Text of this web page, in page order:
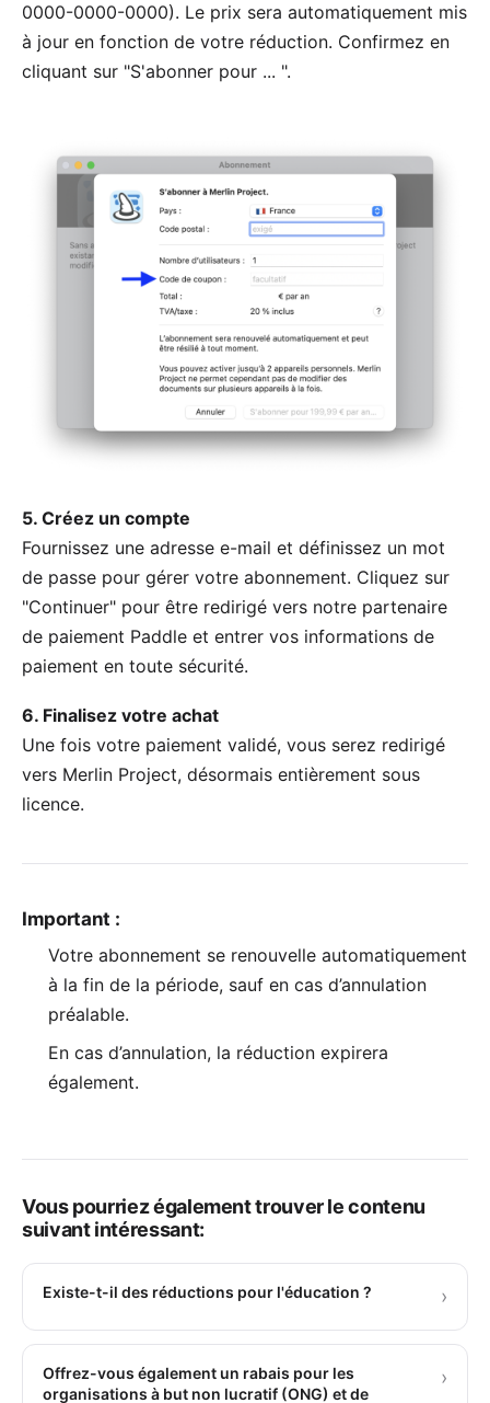
0000-0000-0000). Le prix sera automatiquement mis
à jour en fonction de votre réduction. Confirmez en
cliquant sur "S'abonner pour ... ".
5. Créez un compte
Fournissez une adresse e-mail et définissez un mot
de passe pour gérer votre abonnement. Cliquez sur
"Continuer" pour être redirigé vers notre partenaire
de paiement Paddle et entrer vos informations de
paiement en toute sécurité.
6. Finalisez votre achat
Une fois votre paiement validé, vous serez redirigé
vers Merlin Project, désormais entièrement sous
licence.
Important :
Votre abonnement se renouvelle automatiquement
à la fin de la période, sauf en cas d’annulation
préalable.
En cas d’annulation, la réduction expirera
également.
Vous pourriez également trouver le contenu
suivant intéressant:
Existe-t-il des réductions pour l'éducation ? ›
Offrez-vous également un rabais pour les
organisations à but non lucratif (ONG) et de
›